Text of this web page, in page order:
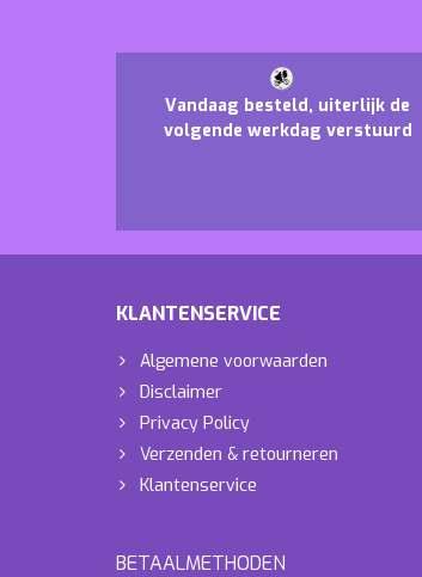
Vandaag besteld, uiterlijk de
volgende werkdag verstuurd
KLANTENSERVICE
Algemene voorwaarden
Disclaimer
Privacy Policy
Verzenden & retourneren
Klantenservice
BETAALMETHODEN